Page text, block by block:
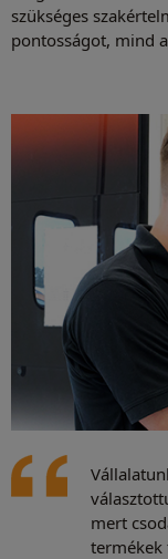
szükséges
pontosságot, mind
mert
termékek